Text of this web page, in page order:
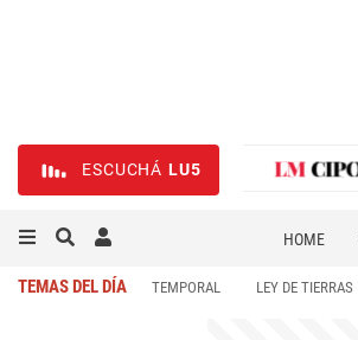
ESCUCHÁ LU5
HOME
TEMAS DEL DÍA TEMPORAL LEY DE TIERRAS